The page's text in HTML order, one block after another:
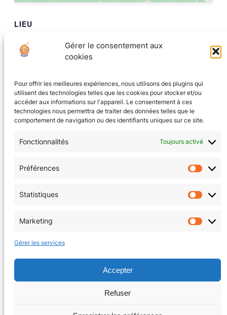
Gérer le consentement aux
cookies
Pour offrir les meilleures expériences, nous utilisons des plugins qui
utilisent des technologies telles que les cookies pour stocker et/ou
accéder aux informations sur l'appareil. Le consentement à ces
technologies nous permettra de traiter des données telles que le
comportement de navigation ou des identifiants uniques sur ce site.
Fonctionnalités Toujours activé
Préférences
Statistiques
Marketing
Gérer les services
Accepter
Refuser
LIEU
8 rue Ampère
38000 France
Soirée Tichu Who’s the brain spécial prototypes
Facebook Instagram